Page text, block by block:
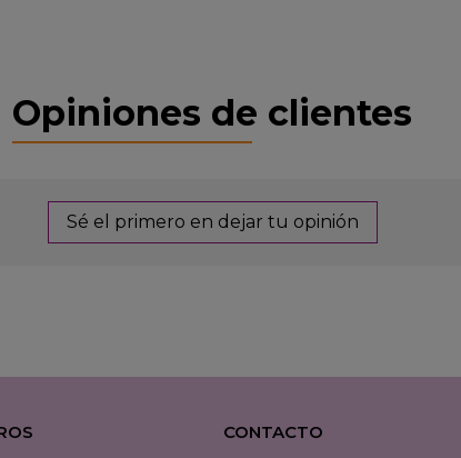
Opiniones de clientes
Sé el primero en dejar tu opinión
CONTACTO